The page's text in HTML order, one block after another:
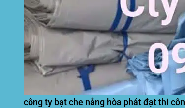
công ty bạt che nắng hòa phát đạt thi